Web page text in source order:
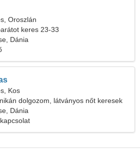
Oroszlán
keres 23-33
Dánia
Kos
dolgozom, látványos nőt keresek
Dánia